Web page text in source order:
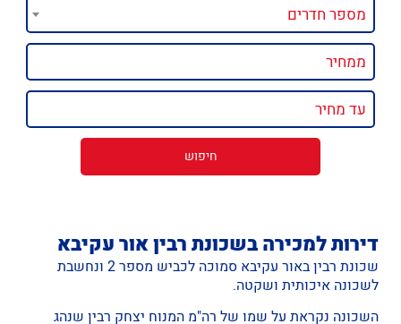
דירות למכירה בשכונת רבין אור עקיבא
שכונת רבין באור עקיבא סמוכה לכביש מספר 2 ונחשבת
לשכונה איכותית ושקטה.
השכונה נקראת על שמו של רה"מ המנוח יצחק רבין שנהג